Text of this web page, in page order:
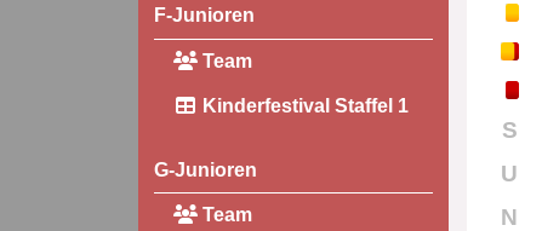
F-Junioren
Team
Kinderfestival Staffel 1
G-Junioren
Team
S
U
N